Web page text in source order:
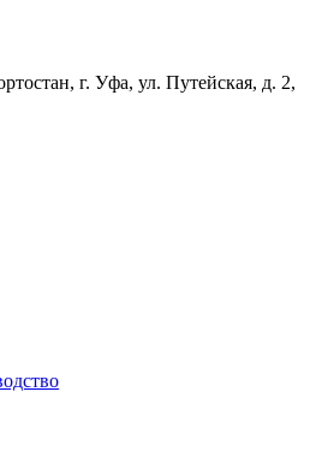
г. Уфа, ул. Путейская, д. 2,